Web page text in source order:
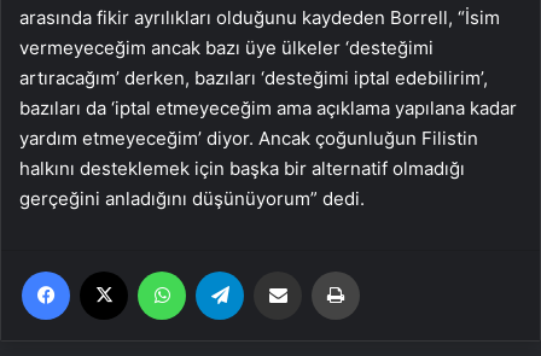
arasında fikir ayrılıkları olduğunu kaydeden Borrell, “İsim
vermeyeceğim ancak bazı üye ülkeler ‘desteğimi
artıracağım’ derken, bazıları ‘desteğimi iptal edebilirim’,
bazıları da ‘iptal etmeyeceğim ama açıklama yapılana kadar
yardım etmeyeceğim’ diyor. Ancak çoğunluğun Filistin
halkını desteklemek için başka bir alternatif olmadığı
gerçeğini anladığını düşünüyorum” dedi.
Facebook WhatsApp Email'den paylaş